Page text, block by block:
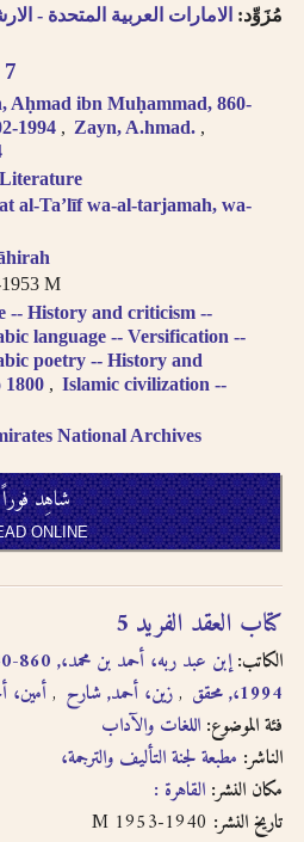
Aḥmad ibn Muḥammad, 860-
1994
Zayn, A.hmad.
al-Taʼlīf wa-al-tarjamah, wa-
M
-- History and criticism --
language -- Versification --
poetry -- History and
Islamic civilization --
National Archives
شاهِد فوراً
ONLINE
مُزَوِّد: الامارات العربية المتحدة -
كتاب العقد الفريد 5
الكاتب: إبن عبد ربه، أحمد بن محمد،, 860-940
1994،, محقق
زين، أحمد, شارح
أمين، أحمد,
فئة الموضوع: اللغات والآداب
الناشر: مطبعة لجنة التأليف والترجمة،
مكان النشر: القاهرة :
تاريخ النشر: